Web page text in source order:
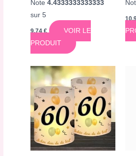
Note4.4333333333333
sur 5
9,74€
VOIR LE
PRODUIT